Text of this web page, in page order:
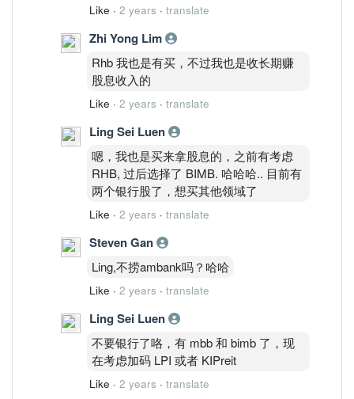
Like · 2 years · translate
Zhi Yong Lim
Rhb 我也是有买，不过我也是收长期赚
股息收入的
Like · 2 years · translate
Ling Sei Luen
嗯，我也是买来拿股息的，之前有考虑
RHB, 过后选择了 BIMB. 哈哈哈.. 目前有
两个银行股了，想买其他领域了
Like · 2 years · translate
Steven Gan
Ling,不捞ambank吗？哈哈
Like · 2 years · translate
Ling Sei Luen
不要银行了咯，有 mbb 和 bimb 了，现
在考虑加码 LPI 或者 KIPreit
Like · 2 years · translate